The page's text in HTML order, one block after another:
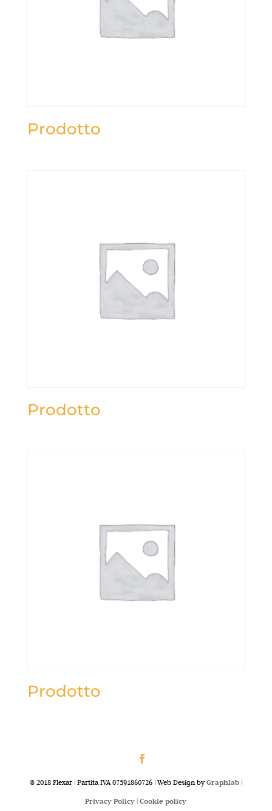
Prodotto
Prodotto
Prodotto
@ 2018 Flexar | Partita IVA 07591860726 | Web Design byGraphlab|
Privacy Policy |Cookie policy